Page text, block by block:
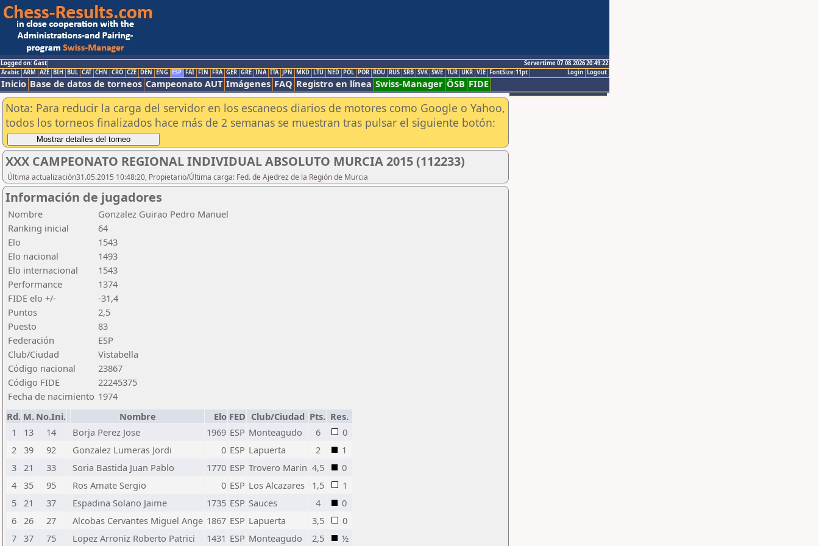
Logged on: Gast
Servertime 07.08.2026 20:49:22
Logout
Login
Arabic ARM AZE BIH BUL CAT CHN CRO CZE DEN ENG ESP FAI FIN FRA GER GRE INA ITA JPN MKD LTU NED POL POR ROU RUS SRB SVK SWE TUR UKR VIE FontSize:11pt
Inicio Base de datos de torneos Campeonato AUT Imágenes FAQ Registro en línea Swiss-Manager ÖSB FIDE
Nota: Para reducir la carga del servidor en los escaneos diarios de motores como Google o Yahoo,
todos los torneos finalizados hace más de 2 semanas se muestran tras pulsar el siguiente botón:
XXX CAMPEONATO REGIONAL INDIVIDUAL ABSOLUTO MURCIA 2015 (112233)
Última actualización31.05.2015 10:48:20, Propietario/Última carga: Fed. de Ajedrez de la Región de Murcia
Información de jugadores
Nombre
Gonzalez Guirao Pedro Manuel
Ranking inicial
64
Elo
1543
Elo nacional
1493
Elo internacional
1543
Performance
1374
FIDE elo +/-
-31,4
Puntos
2,5
Puesto
83
Federación
ESP
Club/Ciudad
Vistabella
Código nacional
23867
Código FIDE
22245375
Fecha de nacimiento 1974
Rd. M. No.Ini. Nombre Elo FED Club/Ciudad Pts. Res.
1
13 14 Borja Perez Jose 1969 ESP Monteagudo 6
0
2 39 92 Gonzalez Lumeras Jordi 0 ESP Lapuerta 2
1
3 21 33 Soria Bastida Juan Pablo 1770 ESP Trovero Marin 4,5
0
4 35 95 Ros Amate Sergio 0 ESP Los Alcazares 1,5
1
5 21 37 Espadina Solano Jaime 1735 ESP Sauces 4
0
6 26 27 Alcobas Cervantes Miguel Ange 1867 ESP Lapuerta 3,5
0
7 37 75 Lopez Arroniz Roberto Patrici 1431 ESP Monteagudo 2,5 ½